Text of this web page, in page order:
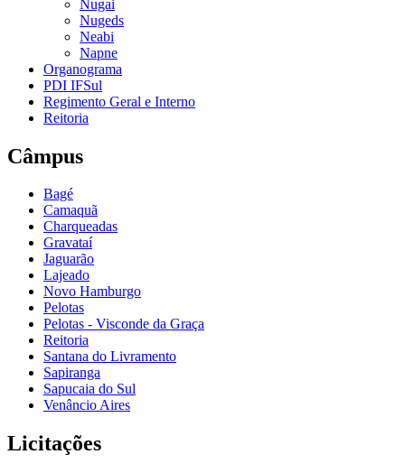
Nugai
Nugeds
Neabi
Napne
Organograma
PDI IFSul
Regimento Geral e Interno
Reitoria
Câmpus
Bagé
Camaquã
Charqueadas
Gravataí
Jaguarão
Lajeado
Novo Hamburgo
Pelotas
Pelotas - Visconde da Graça
Reitoria
Santana do Livramento
Sapiranga
Sapucaia do Sul
Venâncio Aires
Licitações